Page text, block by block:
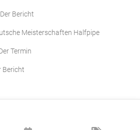
Bericht
Meisterschaften Halfpipe
Termin
Bericht